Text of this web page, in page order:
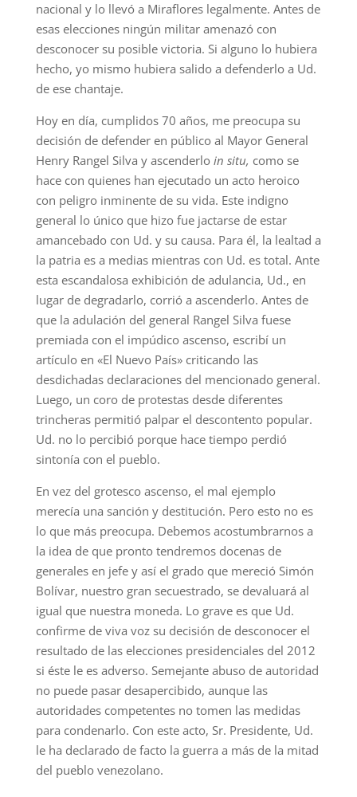
nacional y lo llevó a Miraflores legalmente. Antes de
esas elecciones ningún militar amenazó con
desconocer su posible victoria. Si alguno lo hubiera
hecho, yo mismo hubiera salido a defenderlo a Ud.
de ese chantaje.
Hoy en día, cumplidos 70 años, me preocupa su
decisión de defender en público al Mayor General
Henry Rangel Silva y ascenderlo in situ, como se
hace con quienes han ejecutado un acto heroico
con peligro inminente de su vida. Este indigno
general lo único que hizo fue jactarse de estar
amancebado con Ud. y su causa. Para él, la lealtad a
la patria es a medias mientras con Ud. es total. Ante
esta escandalosa exhibición de adulancia, Ud., en
lugar de degradarlo, corrió a ascenderlo. Antes de
que la adulación del general Rangel Silva fuese
premiada con el impúdico ascenso, escribí un
artículo en «El Nuevo País» criticando las
desdichadas declaraciones del mencionado general.
Luego, un coro de protestas desde diferentes
trincheras permitió palpar el descontento popular.
Ud. no lo percibió porque hace tiempo perdió
sintonía con el pueblo.
En vez del grotesco ascenso, el mal ejemplo
merecía una sanción y destitución. Pero esto no es
lo que más preocupa. Debemos acostumbrarnos a
la idea de que pronto tendremos docenas de
generales en jefe y así el grado que mereció Simón
Bolívar, nuestro gran secuestrado, se devaluará al
igual que nuestra moneda. Lo grave es que Ud.
confirme de viva voz su decisión de desconocer el
resultado de las elecciones presidenciales del 2012
si éste le es adverso. Semejante abuso de autoridad
no puede pasar desapercibido, aunque las
autoridades competentes no tomen las medidas
para condenarlo. Con este acto, Sr. Presidente, Ud.
le ha declarado de facto la guerra a más de la mitad
del pueblo venezolano.